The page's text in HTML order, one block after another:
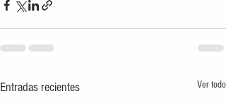
Entradas recientes Ver todo